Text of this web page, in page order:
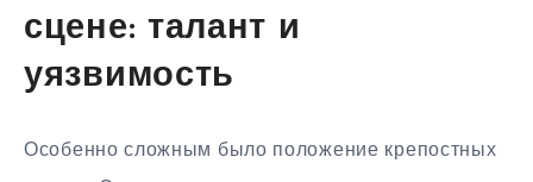
сцене: талант и
уязвимость
Особенно сложным было положение крепостных